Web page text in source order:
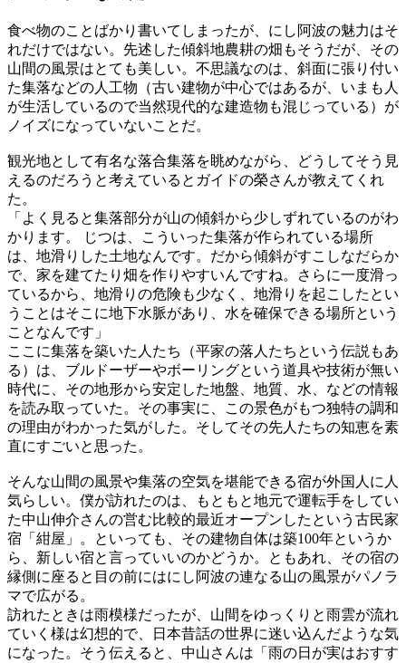
食べ物のことばかり書いてしまったが、にし阿波の魅力はそ
れだけではない。先述した傾斜地農耕の畑もそうだが、その
山間の風景はとても美しい。不思議なのは、斜面に張り付い
た集落などの人工物（古い建物が中心ではあるが、いまも人
が生活しているので当然現代的な建造物も混じっている）が
ノイズになっていないことだ。
観光地として有名な落合集落を眺めながら、どうしてそう見
えるのだろうと考えているとガイドの榮さんが教えてくれ
た。
「よく見ると集落部分が山の傾斜から少しずれているのがわ
かります。 じつは、こういった集落が作られている場所
は、地滑りした土地なんです。だから傾斜がすこしなだらか
で、家を建てたり畑を作りやすいんですね。さらに一度滑っ
ているから、地滑りの危険も少なく、地滑りを起こしたとい
うことはそこに地下水脈があり、水を確保できる場所という
ことなんです」
ここに集落を築いた人たち（平家の落人たちという伝説もあ
る）は、ブルドーザーやボーリングという道具や技術が無い
時代に、その地形から安定した地盤、地質、水、などの情報
を読み取っていた。その事実に、この景色がもつ独特の調和
の理由がわかった気がした。そしてその先人たちの知恵を素
直にすごいと思った。
そんな山間の風景や集落の空気を堪能できる宿が外国人に人
気らしい。僕が訪れたのは、もともと地元で運転手をしてい
た中山伸介さんの営む比較的最近オープンしたという古民家
宿「紺屋」。といっても、その建物自体は築100年というか
ら、新しい宿と言っていいのかどうか。ともあれ、その宿の
縁側に座ると目の前にはにし阿波の連なる山の風景がパノラ
マで広がる。
訪れたときは雨模様だったが、山間をゆっくりと雨雲が流れ
ていく様は幻想的で、日本昔話の世界に迷い込んだような気
になった。そう伝えると、中山さんは「雨の日が実はおすす